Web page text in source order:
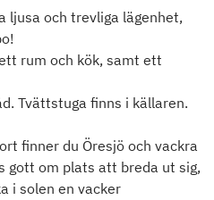
ljusa och trevliga lägenhet,
rum och kök, samt ett
Tvättstuga finns i källaren.
finner du Öresjö och vackra
gott om plats att breda ut sig,
i solen en vacker